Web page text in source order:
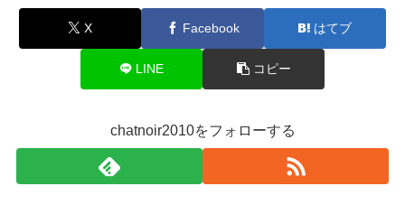
X Facebook はてブ
LINE コピー
chatnoir2010をフォローする